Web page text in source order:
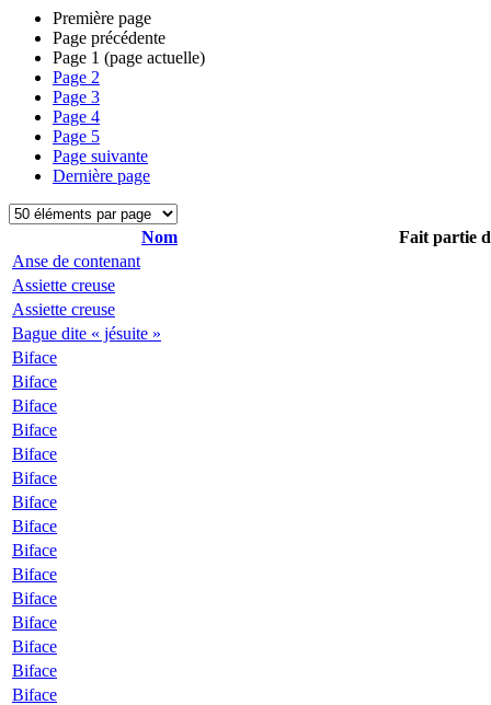
Première page
Page précédente
Page 1 (page actuelle)
Page 2
Page 3
Page 4
Page 5
Page suivante
Dernière page
Nom
Fait partie
Anse de contenant
Assiette creuse
Assiette creuse
Bague dite « jésuite »
Biface
Biface
Biface
Biface
Biface
Biface
Biface
Biface
Biface
Biface
Biface
Biface
Biface
Biface
Biface